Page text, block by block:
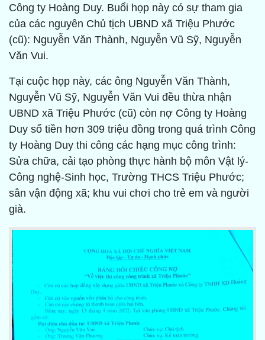
Công ty Hoàng Duy. Buổi họp này có sự tham gia
của các nguyên Chủ tịch UBND xã Triệu Phước
(cũ): Nguyễn Văn Thành, Nguyễn Vũ Sỹ, Nguyễn
Văn Vui.
Tại cuộc họp này, các ông Nguyễn Văn Thành,
Nguyễn Vũ Sỹ, Nguyễn Văn Vui đều thừa nhận
UBND xã Triệu Phước (cũ) còn nợ Công ty Hoàng
Duy số tiền hơn 309 triệu đồng trong quá trình Công
ty Hoàng Duy thi công các hạng mục công trình:
Sửa chữa, cải tạo phòng thực hành bộ môn Vật lý-
Công nghệ-Sinh học, Trường THCS Triệu Phước;
sân vận động xã; khu vui chơi cho trẻ em và người
già.